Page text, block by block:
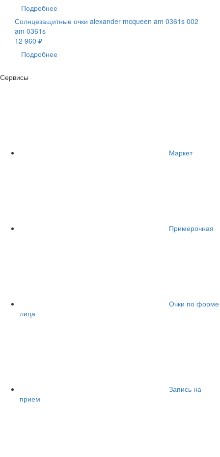
Подробнее
Солнцезащитные очки alexander mcqueen am 0361s 002
am 0361s
12 960 ₽
Подробнее
Сервисы
Маркет
Примерочная
Очки по форме
лица
Запись на
прием